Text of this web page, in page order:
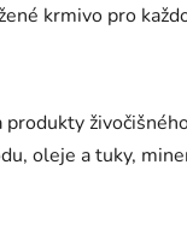
krmivo pro
produkty
oleje a tuky,